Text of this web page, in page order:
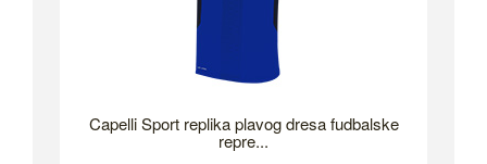
Capelli Sport replika plavog dresa fudbalske
repre...